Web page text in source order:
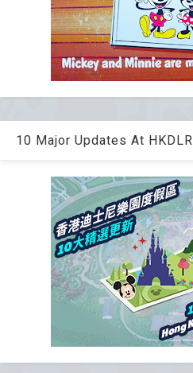
10 Major Updates At HKDLR